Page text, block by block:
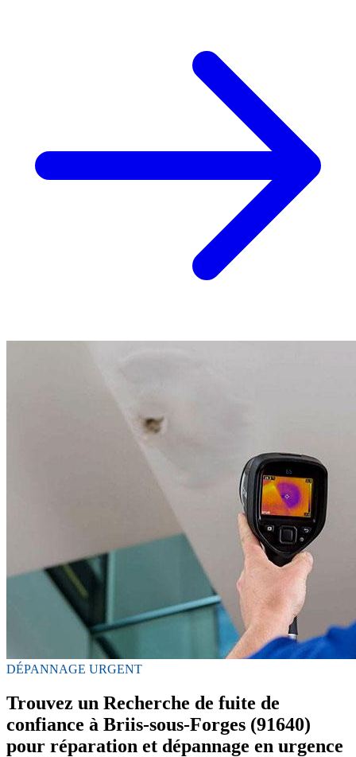
DÉPANNAGE URGENT
Trouvez un Recherche de fuite de
confiance à Briis-sous-Forges (91640)
pour réparation et dépannage en urgence